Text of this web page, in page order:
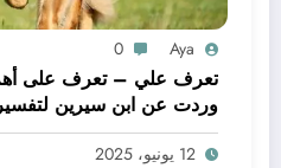
Aya
0
تعرف علي – تعرف على أهم
وردت عن ابن سيرين
يدي – بالتفصيل
12 يونيو، 2025